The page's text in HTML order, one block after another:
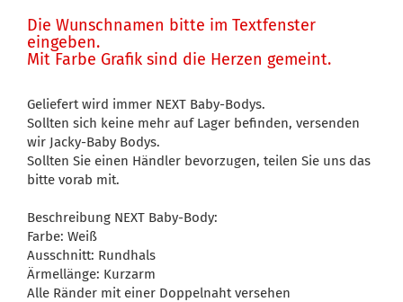
Die Wunschnamen bitte im Textfenster
eingeben.
Mit Farbe Grafik sind die Herzen gemeint.
Geliefert wird immer NEXT Baby-Bodys.
Sollten sich keine mehr auf Lager befinden, versenden
wir Jacky-Baby Bodys.
Sollten Sie einen Händler bevorzugen, teilen Sie uns das
bitte vorab mit.
Beschreibung NEXT Baby-Body:
Farbe: Weiß
Ausschnitt: Rundhals
Ärmellänge: Kurzarm
Alle Ränder mit einer Doppelnaht versehen